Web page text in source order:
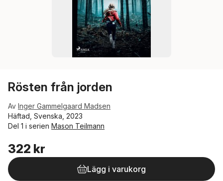
Rösten från jorden
Av Inger Gammelgaard Madsen
Häftad, Svenska, 2023
Del 1 i serien Mason Teilmann
322 kr
Lägg i varukorg